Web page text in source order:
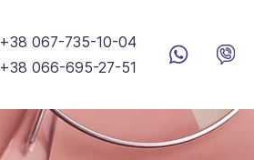
+38 067-735-10-04
+38 066-695-27-51